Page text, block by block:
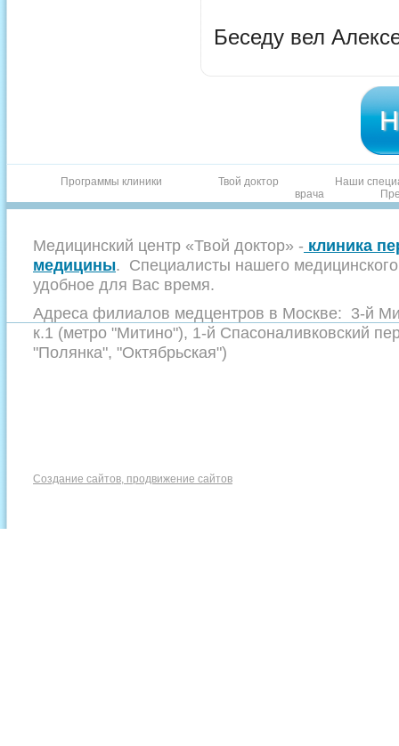
Беседу вел
Программы клиники Твой доктор
Наши
врача
Медицинский центр «Твой доктор» - клиника
медицины. Специалисты нашего
удобное для Вас время.
Адреса филиалов медцентров в Москве: 3-й
к.1 (метро "Митино"), 1-й Спасоналивковский
"Полянка", "Октябрьская")
Создание сайтов, продвижение сайтов